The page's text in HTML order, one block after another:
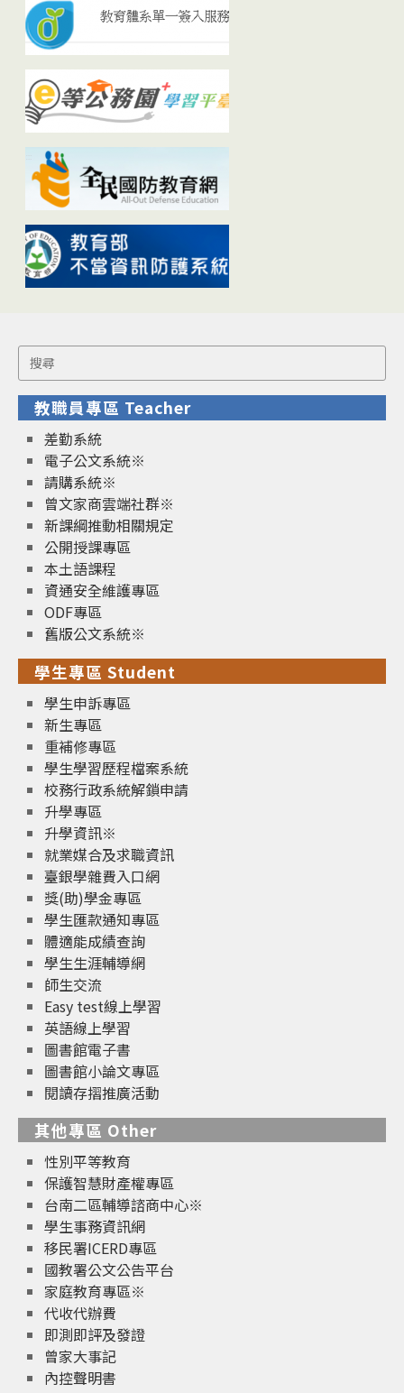
Search
for:
教職員專區 Teacher
差勤系統
電子公文系統※
請購系統※
曾文家商雲端社群※
新課綱推動相關規定
公開授課專區
本土語課程
資通安全維護專區
ODF專區
舊版公文系統※
學生專區 Student
學生申訴專區
新生專區
重補修專區
學生學習歷程檔案系統
校務行政系統解鎖申請
升學專區
升學資訊※
就業媒合及求職資訊
臺銀學雜費入口網
獎(助)學金專區
學生匯款通知專區
體適能成績查詢
學生生涯輔導網
師生交流
Easy test線上學習
英語線上學習
圖書館電子書
圖書館小論文專區
閱讀存摺推廣活動
其他專區 Other
性別平等教育
保護智慧財產權專區
台南二區輔導諮商中心※
學生事務資訊網
移民署ICERD專區
國教署公文公告平台
家庭教育專區※
代收代辦費
即測即評及發證
曾家大事記
內控聲明書